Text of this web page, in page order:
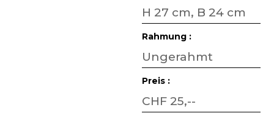
H 27 cm, B 24 cm
Rahmung :
Ungerahmt
Preis :
CHF 25,--